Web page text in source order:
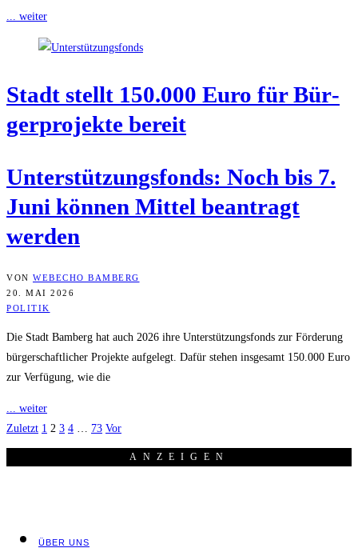
... weiter
Stadt stellt 150.000 Euro für Bür­
ger­pro­jek­te bereit
Unter­stüt­zungs­fonds: Noch bis 7.
Juni kön­nen Mit­tel bean­tragt
werden
VON WEBECHO BAMBERG
20. MAI 2026
POLITIK
Die Stadt Bamberg hat auch 2026 ihre Unterstützungsfonds zur Förderung
bürgerschaftlicher Projekte aufgelegt. Dafür stehen insgesamt 150.000 Euro
zur Verfügung, wie die
... weiter
Zuletzt 1 2 3 4 … 73 Vor
ANZEI­GEN
ÜBER UNS